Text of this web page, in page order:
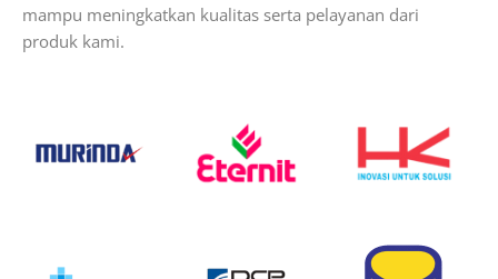
mampu meningkatkan kualitas serta pelayanan dari
produk kami.